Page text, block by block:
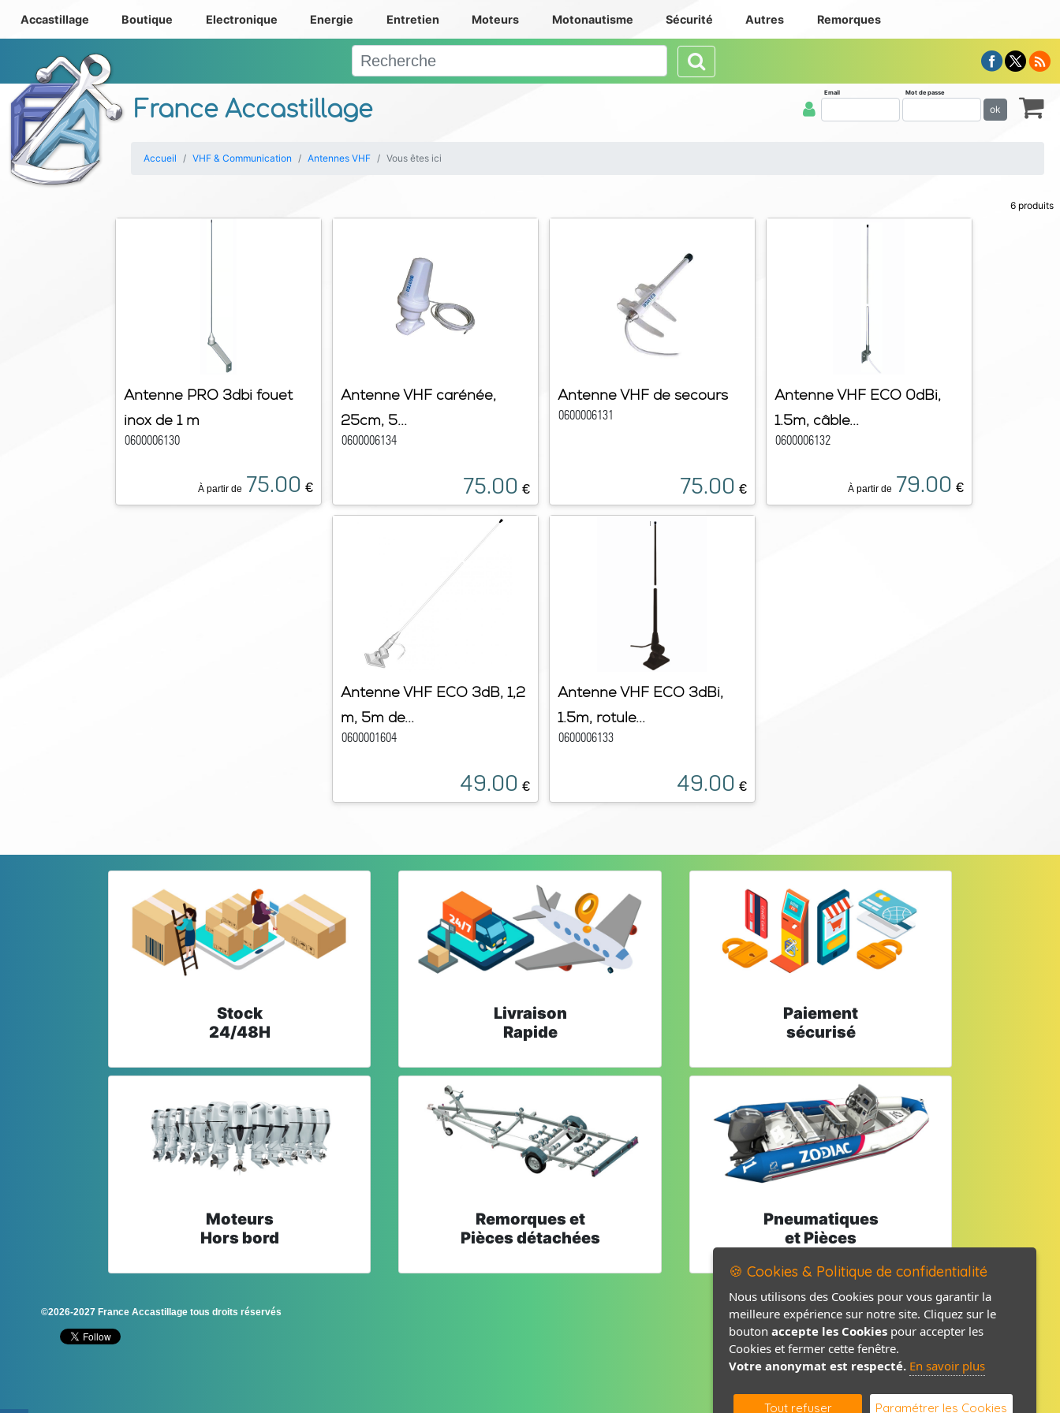
France Accastillage
Accastillage Boutique Electronique Energie Entretien Moteurs Motonautisme Sécurité Autres Remorques
Email Mot de passe
ok
Accueil VHF & Communication Antennes VHF Vous êtes ici
6 produits
Antenne PRO 3dbi fouet
inox de 1 m
0600006130
À partir de 75.00 €
Antenne VHF carénée,
25cm, 5...
0600006134
75.00 €
Antenne VHF de secours
0600006131
75.00 €
Antenne VHF ECO 0dBi,
1.5m, câble...
0600006132
À partir de 79.00 €
Antenne VHF ECO 3dB, 1,2
m, 5m de...
0600001604
49.00 €
Antenne VHF ECO 3dBi,
1.5m, rotule...
0600006133
49.00 €
Stock
24/48H
Livraison
Rapide
Paiement
sécurisé
Moteurs
Hors bord
Remorques et
Pièces détachées
Pneumatiques
et Pièces
©2026-2027 France Accastillage tous droits réservés Mentions légales
Politique de confidentialité
Contact / Plan
🍪 Cookies & Politique de confidentialité
Nous utilisons des Cookies pour vous garantir la
meilleure expérience sur notre site. Cliquez sur le
bouton accepte les Cookies pour accepter les
Cookies et fermer cette fenêtre.
Votre anonymat est respecté. En savoir plus
Tout refuser Paramétrer les Cookies